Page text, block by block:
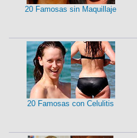
20 Famosas sin Maquillaje
20 Famosas con Celulitis